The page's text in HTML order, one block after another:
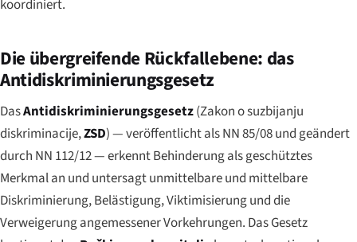
koordiniert.
Die übergreifende Rückfallebene: das
Antidiskriminierungsgesetz
DasAntidiskriminierungsgesetz(Zakon o suzbijanju
diskriminacije,ZSD) — veröffentlicht als NN 85/08 und geändert
durch NN 112/12 — erkennt Behinderung als geschütztes
Merkmal an und untersagt unmittelbare und mittelbare
Diskriminierung, Belästigung, Viktimisierung und die
Verweigerung angemessener Vorkehrungen. Das Gesetz